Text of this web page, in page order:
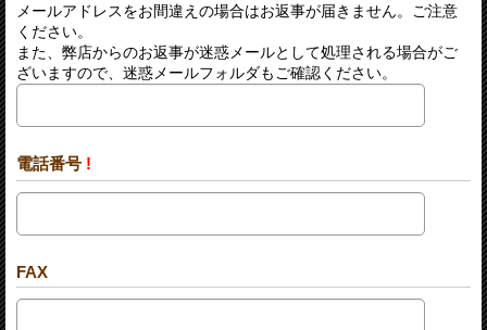
メールアドレスをお間違えの場合はお返事が届きません。ご注意
ください。
また、弊店からのお返事が迷惑メールとして処理される場合がご
ざいますので、迷惑メールフォルダもご確認ください。
電話番号 !
FAX